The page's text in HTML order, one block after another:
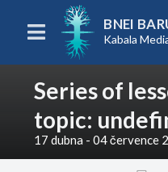
BNEI
Kabala
Series of
topic:
17 dubna - 04 července